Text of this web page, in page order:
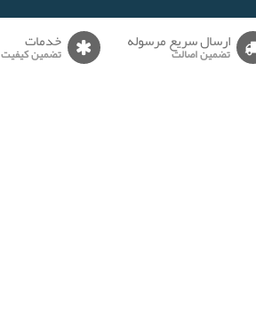
ارسال سریع مرسوله
تضمین اصالت
خدمات
تضمین کیفیت